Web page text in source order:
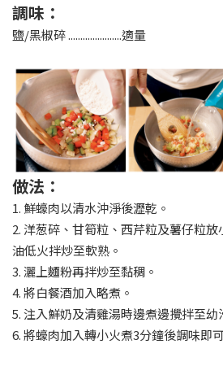
調味：
鹽/黑椒碎 ......................適量
做法：
1. 鮮蠔肉以清水沖淨後瀝乾。
2. 洋葱碎、甘筍粒、西芹粒及薯仔粒放
油低火拌炒至軟熟。
3. 灑上麵粉再拌炒至黏稠。
4. 將白餐酒加入略煮。
5. 注入鮮奶及清雞湯時邊煮邊攪拌至幼
6. 將蠔肉加入轉小火煮3分鐘後調味即